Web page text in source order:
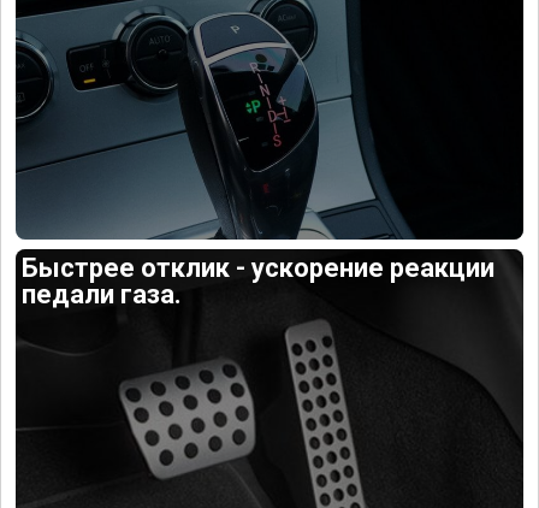
Быстрее отклик - ускорение реакции
педали газа.